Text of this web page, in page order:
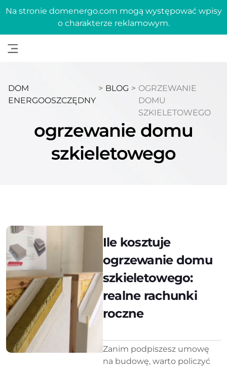
Na stronie domenergo.com mogą występować wpisy
o charakterze reklamowym.
DOM
ENERGOOSZCZĘDNY
> BLOG > OGRZEWANIE
DOMU
SZKIELETOWEGO
ogrzewanie domu
szkieletowego
Ile kosztuje
ogrzewanie domu
szkieletowego:
realne rachunki
roczne
Zanim podpiszesz umowę
na budowę, warto policzyć